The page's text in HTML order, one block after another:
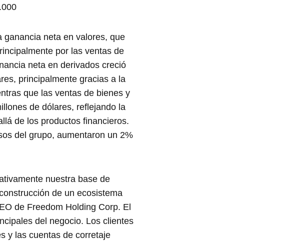
ganancia neta en valores, que
por las ventas de
neta en derivados creció
principalmente gracias a la
que las ventas de bienes y
de dólares, reflejando la
de los productos financieros.
del grupo, aumentaron un 2%
nuestra base de
de un ecosistema
de Freedom Holding Corp. El
del negocio. Los clientes
y las cuentas de corretaje